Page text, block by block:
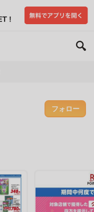
フォロー